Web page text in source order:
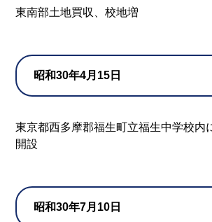
東南部土地買収、校地増
昭和30年4月15日
東京都西多摩郡福生町立福生中学校内
開設
昭和30年7月10日